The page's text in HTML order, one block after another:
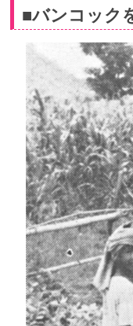
■バンコック